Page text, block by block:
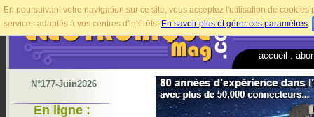
En poursuivant votre navigation sur ce site, vous acceptez l'utilisation de
services adaptés à vos centres d'intérêts. En savoir plus et gérer ces paramètres.
accueil
N°177-Juin2026
En ligne :